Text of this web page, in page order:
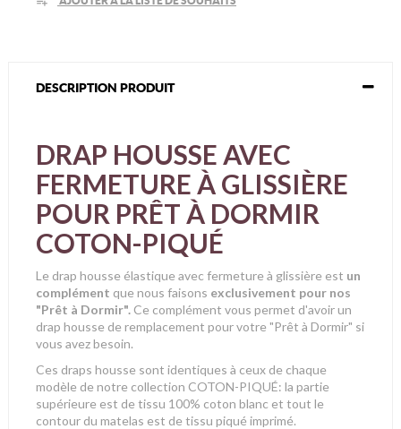
DESCRIPTION PRODUIT
DRAP HOUSSE AVEC
FERMETURE À GLISSIÈRE
POUR PRÊT À DORMIR
COTON-PIQUÉ
Le drap housse élastique avec fermeture à glissière est un
complément que nous faisons exclusivement pour nos
"Prêt à Dormir". Ce complément vous permet d'avoir un
drap housse de remplacement pour votre "Prêt à Dormir" si
vous avez besoin.
Ces draps housse sont identiques à ceux de chaque
modèle de notre collection COTON-PIQUÉ: la partie
supérieure est de tissu 100% coton blanc et tout le
contour du matelas est de tissu piqué imprimé.